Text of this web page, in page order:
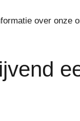
over onze